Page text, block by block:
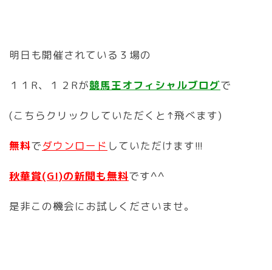
明日も開催されている３場の
１１R、１２Rが競馬王オフィシャルブログで
(こちらクリックしていただくと↑飛べます)
無料でダウンロード していただけます!!!
秋華賞(GI)の新聞も無料です^^
是非この機会にお試しくださいませ。